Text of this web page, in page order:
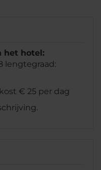
het hotel:
lengtegraad:
€ 25 per dag